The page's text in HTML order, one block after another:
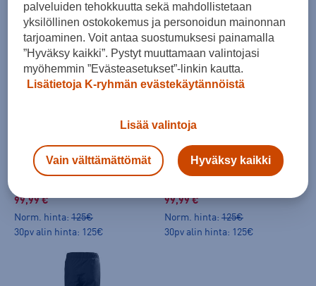
30pv alin hinta: 100€
30pv alin hinta: 100€
-20%
Helly Hansen
Vancouver Pant W - kuorihousut
(0)
99,99 €
Norm. hinta: 125€
30pv alin hinta: 125€
-20%
HINTA VERKOSSA
Helly Hansen
(1)
99,99 €
Norm. hinta: 125€
30pv alin hinta: 125€
palveluiden tehokkuutta sekä mahdollistetaan
yksilöllinen ostokokemus ja personoidun mainonnan
tarjoaminen. Voit antaa suostumuksesi painamalla
”Hyväksy kaikki”. Pystyt muuttamaan valintojasi
myöhemmin ”Evästeasetukset”-linkin kautta.
Lisätietoja K-ryhmän evästekäytännöistä
Lisää valintoja
Vain välttämättömät Hyväksy kaikki